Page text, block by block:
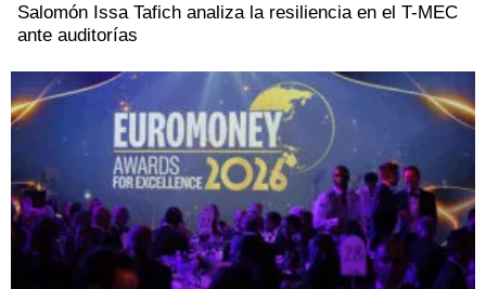
Salomón Issa Tafich analiza la resiliencia en el T-MEC
ante auditorías